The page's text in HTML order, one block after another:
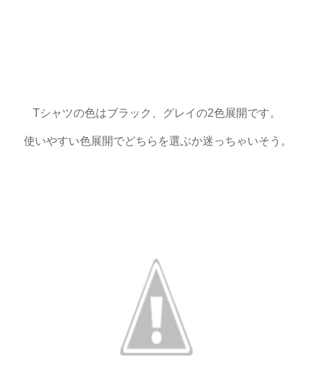
Tシャツの色はブラック、グレイの2色展開です。
使いやすい色展開でどちらを選ぶか迷っちゃいそう。